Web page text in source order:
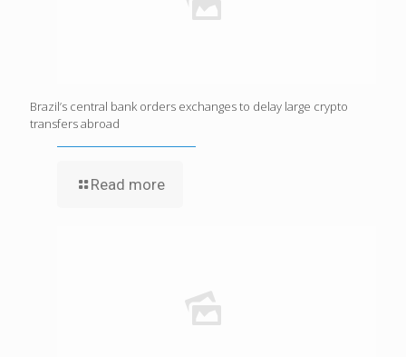
Brazil’s central bank orders exchanges to delay large crypto
transfers abroad
Read more